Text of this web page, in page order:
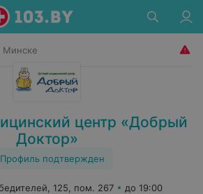
Минске
центр «Добрый
Доктор»
Профиль подтвержден
125, пом. 267
до 19:00